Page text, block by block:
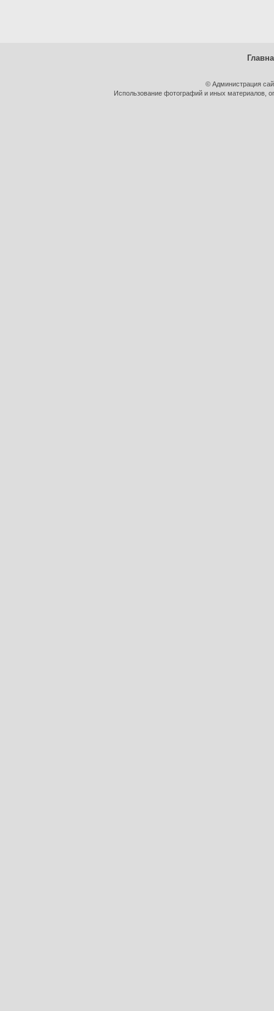
© Администрация
Использование фотографий и иных материалов,